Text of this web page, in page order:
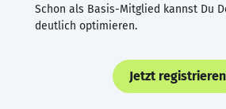
Schon als Basis-Mitglied kannst Du
deutlich optimieren.
Jetzt registrieren